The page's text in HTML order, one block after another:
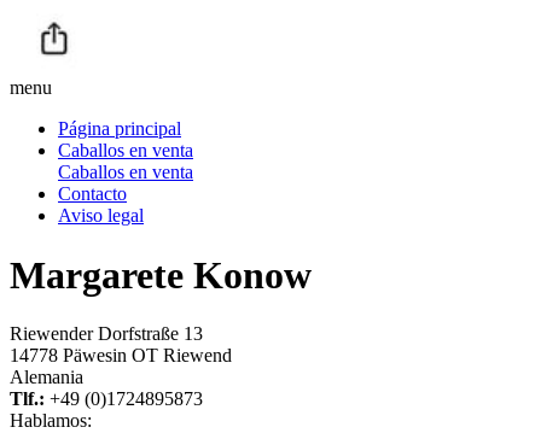
menu
Página principal
Caballos en venta
Caballos en venta
Contacto
Aviso legal
Margarete Konow
Riewender Dorfstraße 13
14778 Päwesin OT Riewend
Alemania
Tlf.: +49 (0)1724895873
Hablamos: